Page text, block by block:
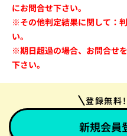
にお問合せ下さい。
※その他判定結果に関して：
い。
※期日超過の場合、お問合せ
下さい。
登録無料
新規会員